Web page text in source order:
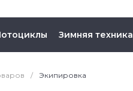
Зимняя техника
/ Экипировка